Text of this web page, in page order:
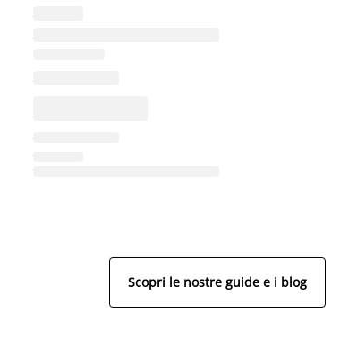
Scopri le nostre guide e i blog